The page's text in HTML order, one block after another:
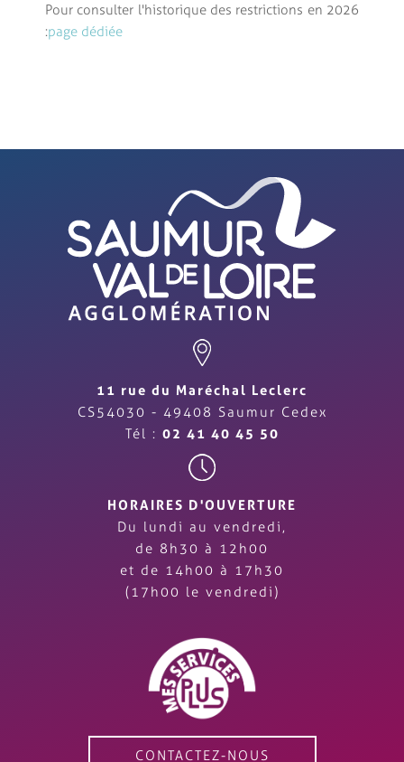
Pour consulter l'historique des restrictions en 2026
:page dédiée
11 rue du Maréchal Leclerc
CS54030 - 49408 Saumur Cedex
Tél : 02 41 40 45 50
HORAIRES D'OUVERTURE
Du lundi au vendredi,
de 8h30 à 12h00
et de 14h00 à 17h30
(17h00 le vendredi)
CONTACTEZ-NOUS